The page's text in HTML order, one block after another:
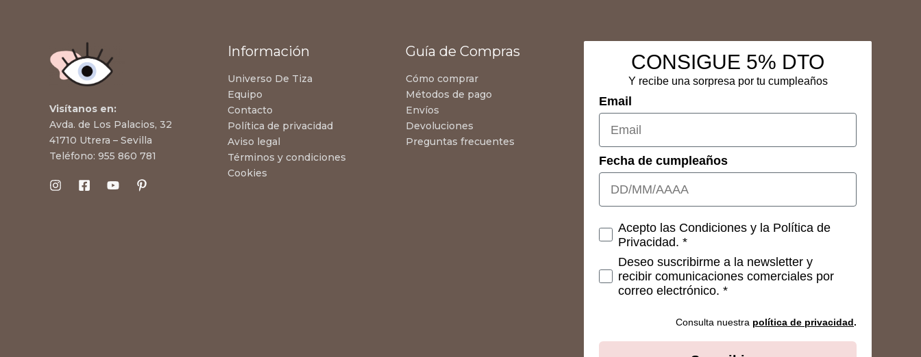
Visítanos en:
Avda. de Los Palacios, 32
41710 Utrera – Sevilla
Teléfono: 955 860 781
Información
Universo De Tiza
Equipo
Contacto
Política de privacidad
Aviso legal
Términos y condiciones
Cookies
Guía de Compras
Cómo comprar
Métodos de pago
Envíos
Devoluciones
Preguntas frecuentes
CONSIGUE 5% DTO
Y recibe una sorpresa por tu cumpleaños
Email
Fecha de cumpleaños
Consetimientos
Acepto las Condiciones y la Política de
Privacidad. *
Deseo suscribirme a la newsletter y
recibir comunicaciones comerciales por
correo electrónico. *
Consulta nuestra política de privacidad.